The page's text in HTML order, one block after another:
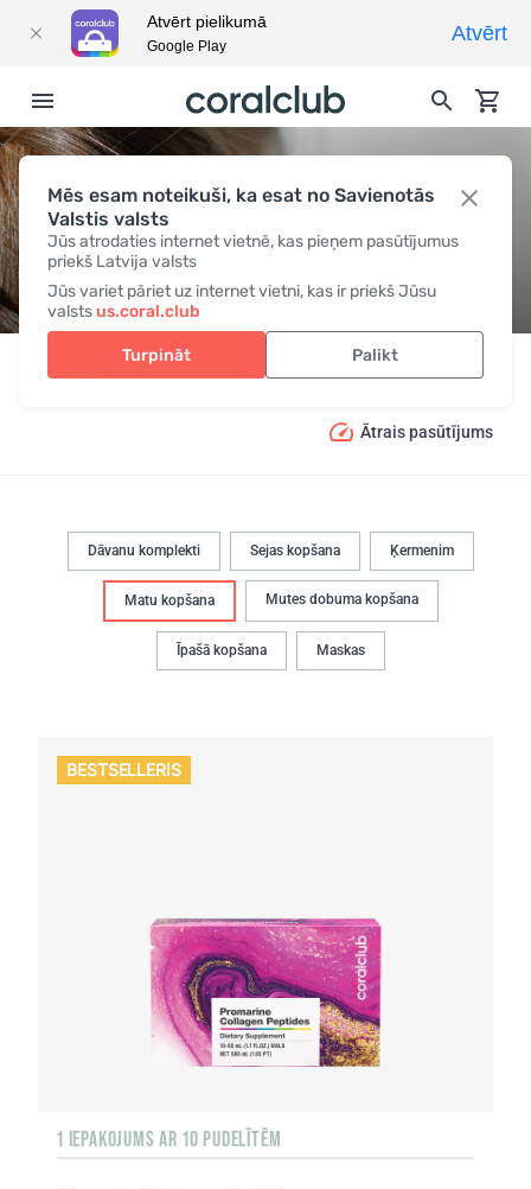
Mēs esam noteikuši, ka esat no Savienotās
Valstis valsts
Jūs atrodaties internet vietnē, kas pieņem pasūtījumus
priekš Latvija valsts
Jūs variet pāriet uz internet vietni, kas ir priekš Jūsu
valstsus.coral.club
Turpināt Palikt
MATU KOPŠANA
Produkcija Skaistums Matu kopšana
Ātrais pasūtījums
Dāvanu komplekti Sejas kopšana Ķermenim
Matu kopšana Mutes dobuma kopšana
Īpašā kopšana Maskas
BESTSELLERIS
1 IEPAKOJUMS AR 10 PUDELĪTĒM
Atvērt pielikumā
Google Play
Atvērt